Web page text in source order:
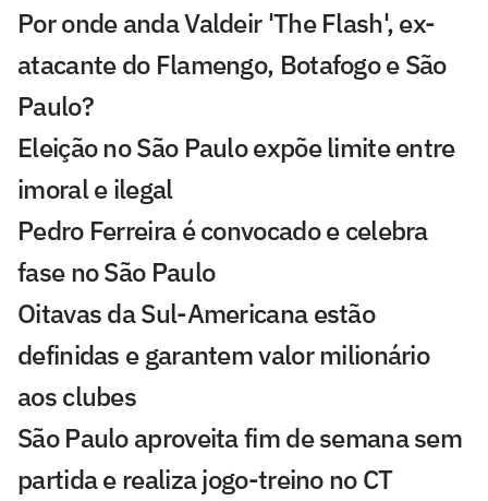
Por onde anda Valdeir 'The Flash', ex-
atacante do Flamengo, Botafogo e São
Paulo?
Eleição no São Paulo expõe limite entre
imoral e ilegal
Pedro Ferreira é convocado e celebra
fase no São Paulo
Oitavas da Sul-Americana estão
definidas e garantem valor milionário
aos clubes
São Paulo aproveita fim de semana sem
partida e realiza jogo-treino no CT